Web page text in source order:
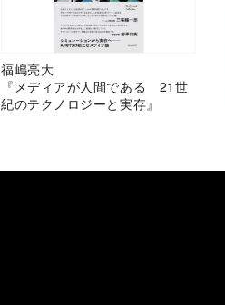
福嶋亮大
『メディアが人間である 21世
紀のテクノロジーと実存』